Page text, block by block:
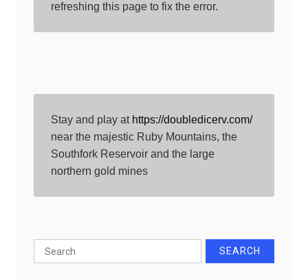
refreshing this page to fix the error.
Stay and play at https://doubledicerv.com/
near the majestic Ruby Mountains, the
Southfork Reservoir and the large
northern gold mines
Search
for: